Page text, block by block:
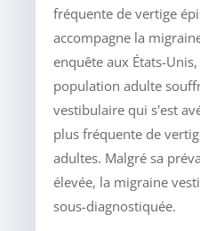
fréquente de vertige
accompagne la
enquête aux États-
population adulte
vestibulaire qui s'est
plus fréquente de
adultes. Malgré sa
élevée, la migraine
sous-diagnostiquée.